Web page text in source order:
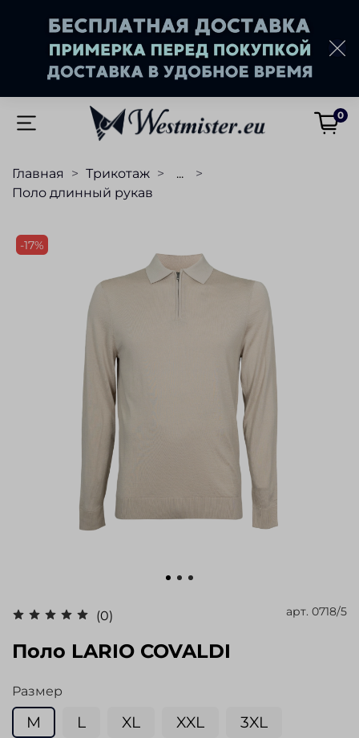
0
Главная Трикотаж
...
Поло длинный рукав
-17%
(0) арт. 0718/5
Поло LARIO COVALDI
Размер
M L XL XXL 3XL